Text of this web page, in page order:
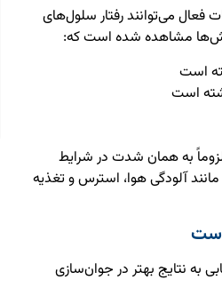
فعال می‌توانند رفتار سلول‌های
مشاهده شده است که:
است
است
لزوماً به همان شدت در شرایط
آلودگی هوا، استرس و تغذیه
به نتایج بهتر در جوان‌سازی